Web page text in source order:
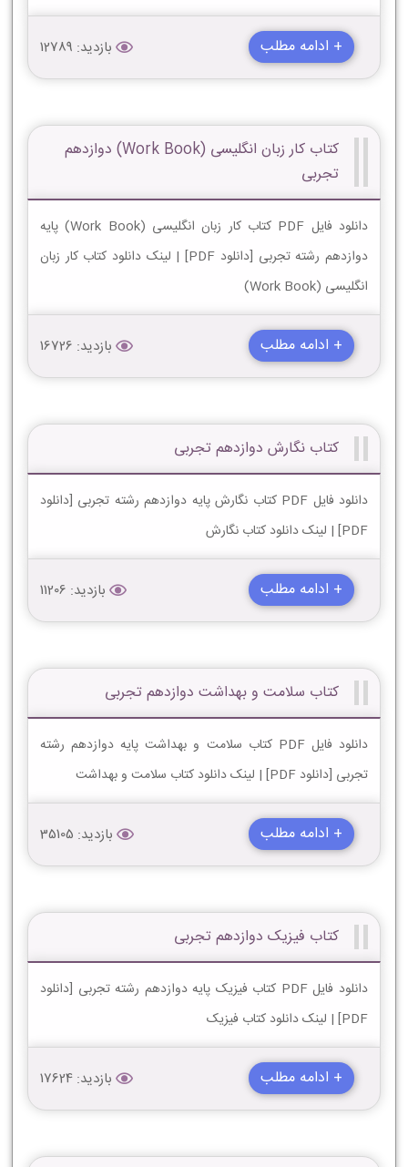
+ ادامه مطلب بازدید: 12789
کتاب کار زبان انگلیسی (Work Book) دوازدهم
تجربی
دانلود فایل PDF کتاب کار زبان انگلیسی (Work Book) پایه
دوازدهم رشته تجربی [دانلود PDF] | لینک دانلود کتاب کار زبان
انگلیسی (Work Book)
+ ادامه مطلب بازدید: 16726
کتاب نگارش دوازدهم تجربی
دانلود فایل PDF کتاب نگارش پایه دوازدهم رشته تجربی [دانلود
PDF] | لینک دانلود کتاب نگارش
+ ادامه مطلب بازدید: 11206
کتاب سلامت و بهداشت دوازدهم تجربی
دانلود فایل PDF کتاب سلامت و بهداشت پایه دوازدهم رشته
تجربی [دانلود PDF] | لینک دانلود کتاب سلامت و بهداشت
+ ادامه مطلب بازدید: 35105
کتاب فیزیک دوازدهم تجربی
دانلود فایل PDF کتاب فیزیک پایه دوازدهم رشته تجربی [دانلود
PDF] | لینک دانلود کتاب فیزیک
+ ادامه مطلب بازدید: 17624